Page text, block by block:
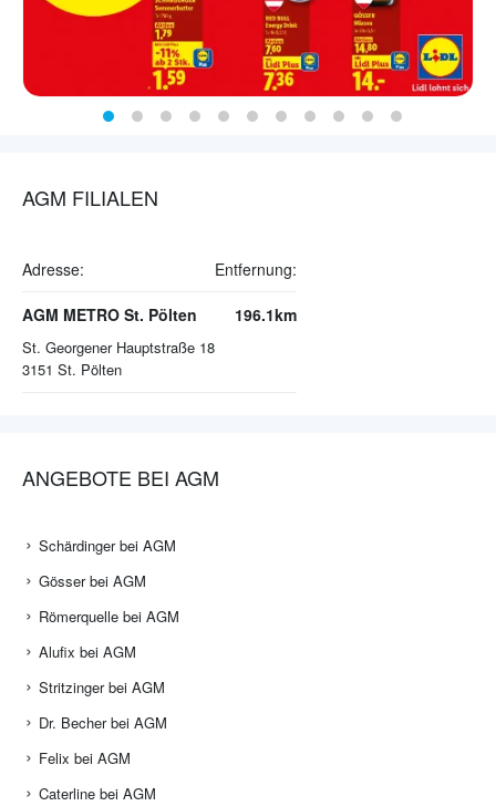
AGM FILIALEN
Adresse: Entfernung:
AGM METRO St. Pölten
St. Georgener Hauptstraße 18
3151 St. Pölten
196.1km
ANGEBOTE BEI AGM
Schärdinger bei AGM
Gösser bei AGM
Römerquelle bei AGM
Alufix bei AGM
Stritzinger bei AGM
Dr. Becher bei AGM
Felix bei AGM
Caterline bei AGM